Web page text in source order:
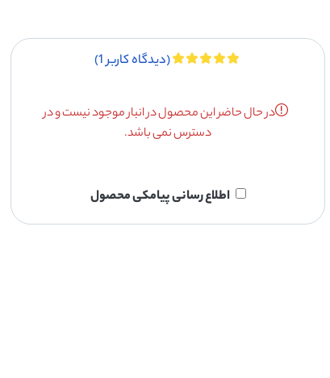
(دیدگاه کاربر1
)
در حال حاضر این محصول در انبار موجود نیست و در
دسترس نمی باشد.
اطلاع رسانی پیامکی محصول